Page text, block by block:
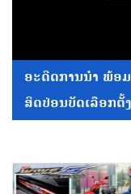
ອະດີດການນໍາ ພ້ອ
ສິດປ່ອນບັດເລືອກຕັ້ງ